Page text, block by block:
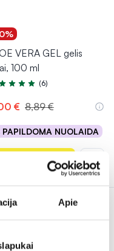
Apie
VERA GEL gelis
100 ml
5.0 iš 5
(6)
€ 8,89 €
PAPILDOMA NUOLAIDA
Į krepšelį
Tik internete